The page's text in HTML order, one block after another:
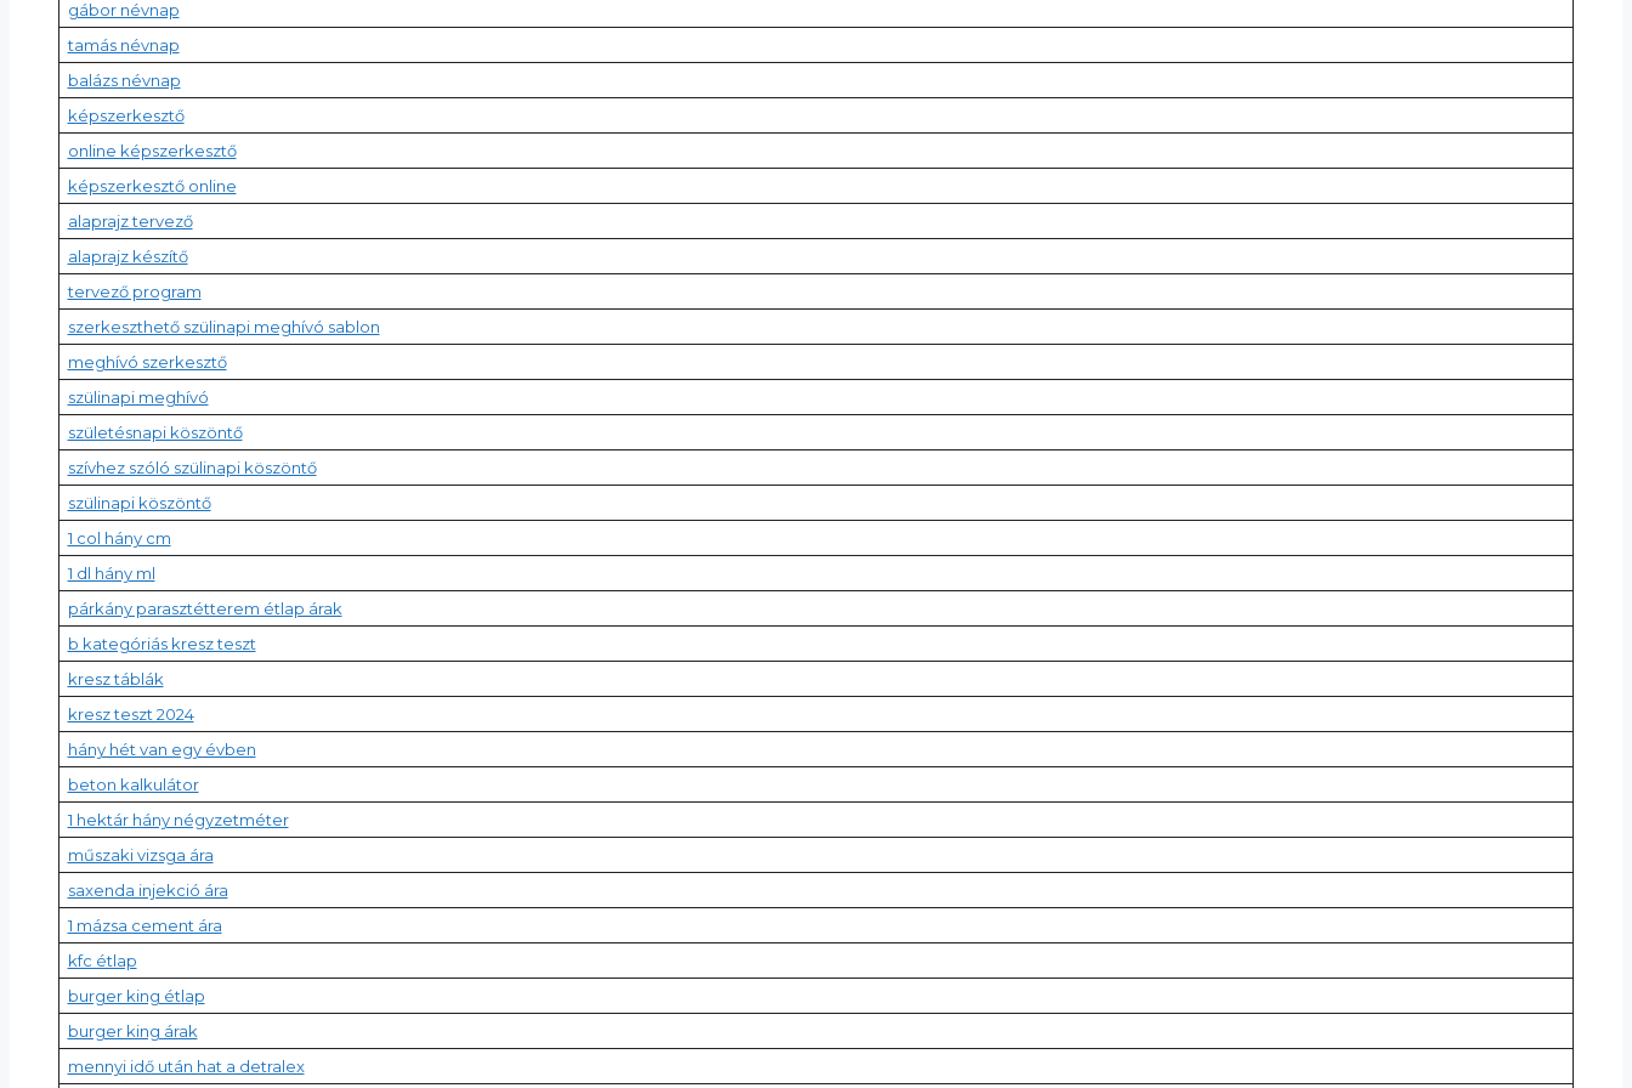
gábor névnap
tamás névnap
balázs névnap
képszerkesztő
online képszerkesztő
képszerkesztő online
alaprajz tervező
alaprajz készítő
tervező program
szerkeszthető szülinapi meghívó sablon
meghívó szerkesztő
szülinapi meghívó
születésnapi köszöntő
szívhez szóló szülinapi köszöntő
szülinapi köszöntő
1 col hány cm
1 dl hány ml
párkány parasztétterem étlap árak
b kategóriás kresz teszt
kresz táblák
kresz teszt 2024
hány hét van egy évben
beton kalkulátor
1 hektár hány négyzetméter
műszaki vizsga ára
saxenda injekció ára
1 mázsa cement ára
kfc étlap
burger king étlap
burger king árak
mennyi idő után hat a detralex